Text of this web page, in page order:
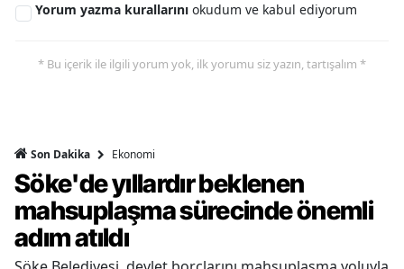
Yorum yazma kurallarını okudum ve kabul ediyorum
* Bu içerik ile ilgili yorum yok, ilk yorumu siz yazın, tartışalım *
Son Dakika Ekonomi
Söke'de yıllardır beklenen
mahsuplaşma sürecinde önemli
adım atıldı